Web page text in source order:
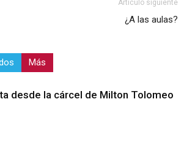
Artículo siguiente
¿A las aulas?
Más
desde la cárcel de Milton Tolomeo